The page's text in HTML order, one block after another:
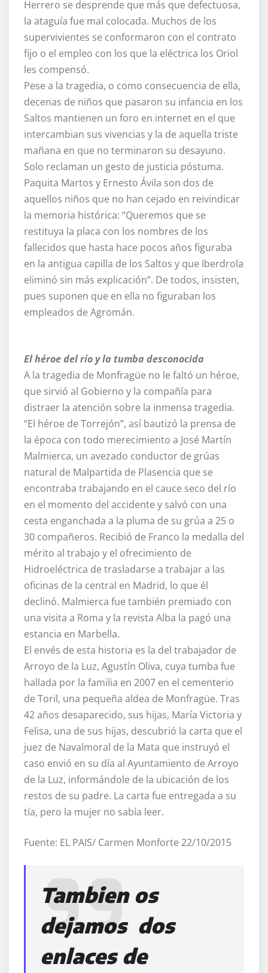
Herrero se desprende que más que defectuosa,
la ataguía fue mal colocada. Muchos de los
supervivientes se conformaron con el contrato
fijo o el empleo con los que la eléctrica los Oriol
les compensó.
Pese a la tragedia, o como consecuencia de ella,
decenas de niños que pasaron su infancia en los
Saltos mantienen un foro en internet en el que
intercambian sus vivencias y la de aquella triste
mañana en que no terminaron su desayuno.
Solo reclaman un gesto de justicia póstuma.
Paquita Martos y Ernesto Ávila son dos de
aquellos niños que no han cejado en reivindicar
la memoria histórica: “Queremos que se
restituya la placa con los nombres de los
fallecidos que hasta hace pocos años figuraba
en la antigua capilla de los Saltos y que Iberdrola
eliminó sin más explicación”. De todos, insisten,
pues suponen que en ella no figuraban los
empleados de Agromán.
El héroe del río y la tumba desconocida
A la tragedia de Monfragüe no le faltó un héroe,
que sirvió al Gobierno y la compañía para
distraer la atención sobre la inmensa tragedia.
“El héroe de Torrejón”, así bautizó la prensa de
la época con todo merecimiento a José Martín
Malmierca, un avezado conductor de grúas
natural de Malpartida de Plasencia que se
encontraba trabajando en el cauce seco del río
en el momento del accidente y salvó con una
cesta enganchada a la pluma de su grúa a 25 o
30 compañeros. Recibió de Franco la medalla del
mérito al trabajo y el ofrecimiento de
Hidroeléctrica de trasladarse a trabajar a las
oficinas de la central en Madrid, lo que él
declinó. Malmierca fue también premiado con
una visita a Roma y la revista Alba la pagó una
estancia en Marbella.
El envés de esta historia es la del trabajador de
Arroyo de la Luz, Agustín Oliva, cuya tumba fue
hallada por la familia en 2007 en el cementerio
de Toril, una pequeña aldea de Monfragüe. Tras
42 años desaparecido, sus hijas, María Victoria y
Felisa, una de sus hijas, descubrió la carta que el
juez de Navalmoral de la Mata que instruyó el
caso envió en su día al Ayuntamiento de Arroyo
de la Luz, informándole de la ubicación de los
restos de su padre. La carta fue entregada a su
tía, pero la mujer no sabía leer.
Fuente: EL PAIS/ Carmen Monforte 22/10/2015
Tambien os
dejamos dos
enlaces de